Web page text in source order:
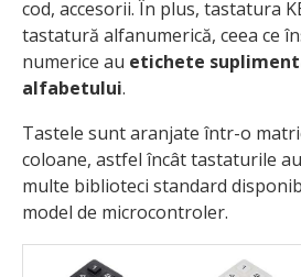
cod, accesorii. În plus, tastatura
tastatură alfanumerică, ceea ce
numerice au etichete
alfabetului.
Tastele sunt aranjate într-o
coloane, astfel încât tastaturile au
multe biblioteci standard
model de microcontroler.